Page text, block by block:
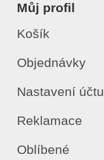
Můj profil
Košík
Objednávky
Nastavení účtu
Reklamace
Oblíbené